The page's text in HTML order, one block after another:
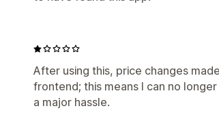
After using this, price changes
frontend; this means I can no
a major hassle.